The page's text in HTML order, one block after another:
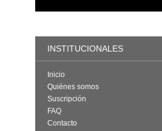
INSTITUCIONALES
Inicio
Quiénes somos
Suscripción
FAQ
Contacto